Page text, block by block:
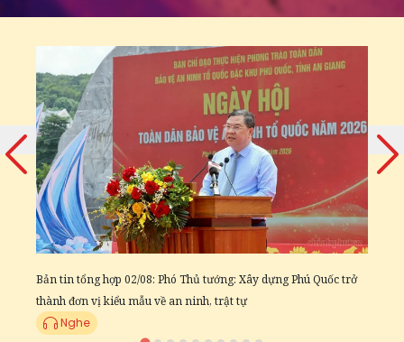
Bản tin tổng hợp 02/08: Phó Thủ tướng: Xây dựng Phú Quốc trở
thành đơn vị kiểu mẫu về an ninh, trật tự
Nghe